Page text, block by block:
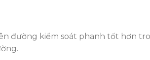
đường kiểm soát phanh tốt hơn